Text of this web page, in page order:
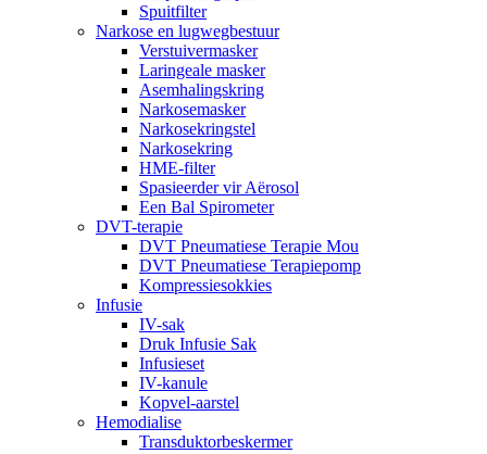
Spuitfilter
Narkose en lugwegbestuur
Verstuivermasker
Laringeale masker
Asemhalingskring
Narkosemasker
Narkosekringstel
Narkosekring
HME-filter
Spasieerder vir Aërosol
Een Bal Spirometer
DVT-terapie
DVT Pneumatiese Terapie Mou
DVT Pneumatiese Terapiepomp
Kompressiesokkies
Infusie
IV-sak
Druk Infusie Sak
Infusieset
IV-kanule
Kopvel-aarstel
Hemodialise
Transduktorbeskermer